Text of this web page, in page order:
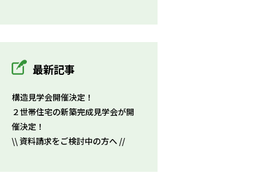
最新記事
構造見学会開催決定！
２世帯住宅の新築完成見学会が開
催決定！
\\ 資料請求をご検討中の方へ //